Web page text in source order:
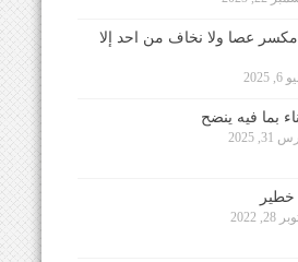
مكسر عصا ولا نخاف من احد إلا
2025
بما فيه ينضح
2025
خطير
28, 2022